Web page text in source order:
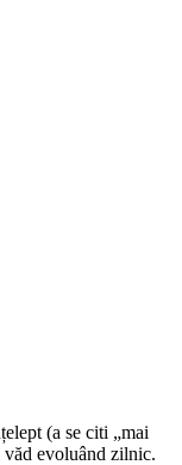
(a se citi „mai
văd evoluând zilnic.